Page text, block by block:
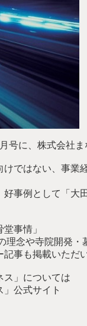
号に、株式会社
けではない、事
事例として「大
事情」
理念や寺院開発
事も掲載いただ
」については
公式サイト